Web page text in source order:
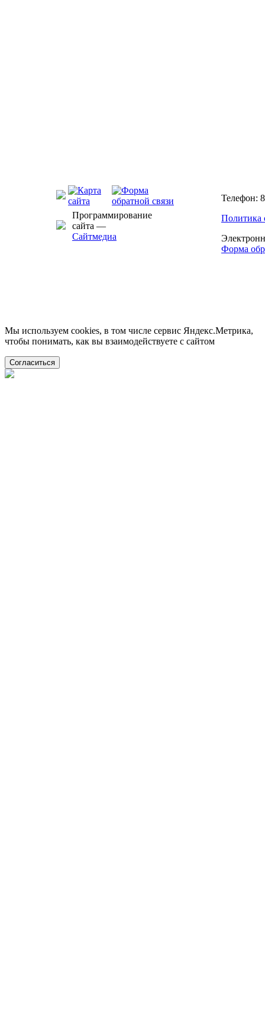
Программирование
сайта —
Сайтмедиа
Телефон:
Политика
Форма
Мы используем cookies, в том числе сервис Яндекс.Метрика,
чтобы понимать, как вы взаимодействуете с сайтом
Согласиться